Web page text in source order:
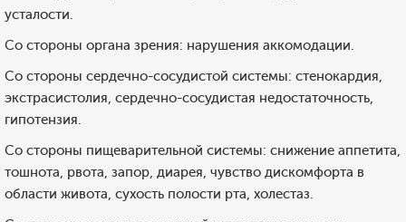
усталости.
Со стороны органа зрения: нарушения аккомодации.
Со стороны сердечно-сосудистой системы: стенокардия,
экстрасистолия, сердечно-сосудистая недостаточность,
гипотензия.
Со стороны пищеварительной системы: снижение аппетита,
тошнота, рвота, запор, диарея, чувство дискомфорта в
области живота, сухость полости рта, холестаз.